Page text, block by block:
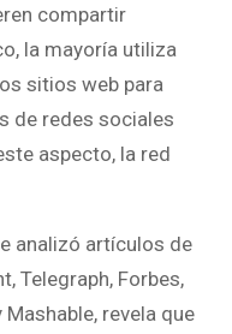
compartir
la mayoría utiliza
sitios web para
de redes sociales
aspecto, la red
analizó artículos de
Telegraph, Forbes,
Mashable, revela que